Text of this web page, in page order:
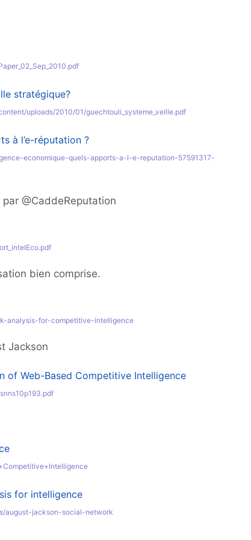
stratégique?
uploads/2010/01/guechtouli_systeme_veille.pdf
à l’e-réputation ?
economique-quels-apports-a-l-e-reputation-57591317-
@CaddeReputation
bien comprise.
analysis-for-competitive-intelligence
Jackson
of Web-Based Competitive Intelligence
for intelligence
august-jackson-social-network